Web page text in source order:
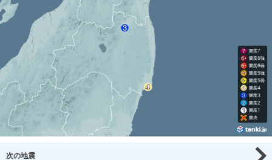
次の地震